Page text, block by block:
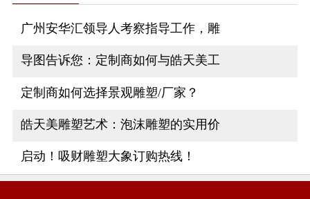
广州安华汇领导人考察指导工作，雕
导图告诉您：定制商如何与皓天美工
定制商如何选择景观雕塑/厂家？
皓天美雕塑艺术：泡沫雕塑的实用价
启动！吸财雕塑大象订购热线！